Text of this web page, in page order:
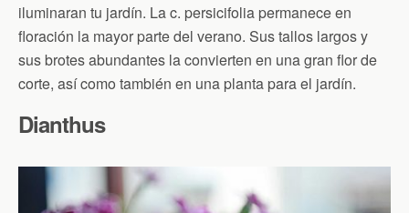
iluminaran tu jardín. La c. persicifolia permanece en
floración la mayor parte del verano. Sus tallos largos y
sus brotes abundantes la convierten en una gran flor de
corte, así como también en una planta para el jardín.
Dianthus